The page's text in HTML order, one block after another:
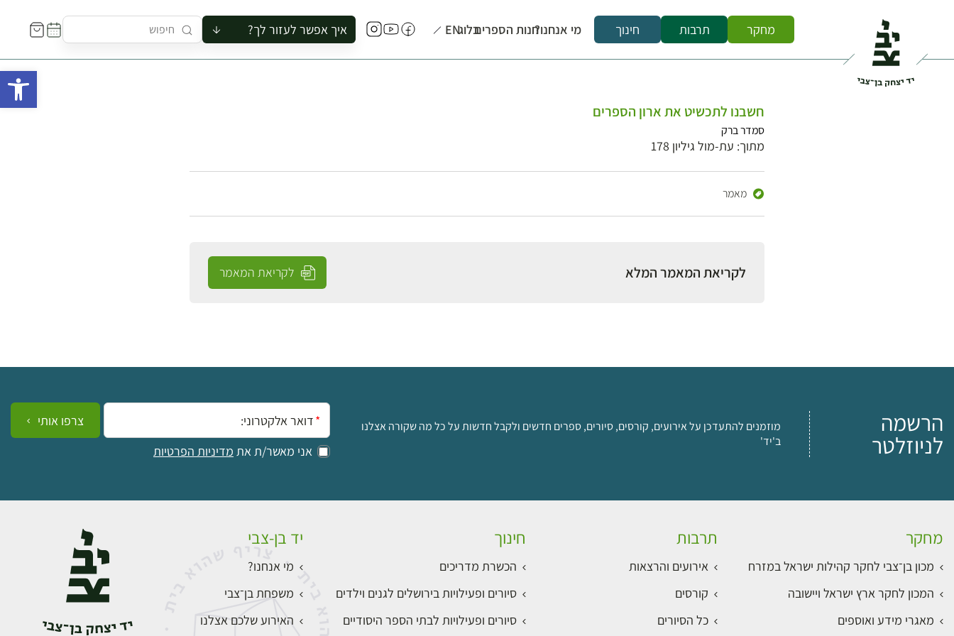
מחקר תרבות חינוך מי אנחנו?חנות הספריםבלוגEN איך אפשר לעזור לך?
להזמין סיור לקבוצה
חשבנו לתכשיט את ארון הספרים
סמדר ברק
מתוך: עת-מול גיליון 178
מאמר
לקריאת המאמר המלא לקריאת המאמר
הרשמה
לניוזלטר
מוזמנים להתעדכן על אירועים, קורסים, סיורים, ספרים חדשים ולקבל חדשות על כל מה שקורה אצלנו
ב'יד'
אימייל:
אני מאשר/ת את מדיניות הפרטיות
צרפו אותי
מחקר
מכון בן־צבי לחקר קהילות ישראל במזרח
המכון לחקר ארץ ישראל ויישובה
מאגרי מידע ואוספים
תרבות
אירועים והרצאות
קורסים
כל הסיורים
חינוך
הכשרת מדריכים
סיורים ופעילויות בירושלים לגנים וילדים
סיורים ופעילויות לבתי הספר היסודיים
יד בן-צבי
מי אנחנו?
משפחת בן־צבי
האירוע שלכם אצלנו